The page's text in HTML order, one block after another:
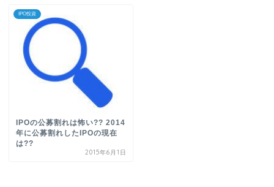
IPO投資
IPOの公募割れは怖い?? 2014
年に公募割れしたIPOの現在
は??
2015年6月1日